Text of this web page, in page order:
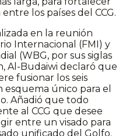
los países del CCG.
en la reunión
Internacional (FMI) y
(WBG, por sus siglas
Al-Budaiwi declaró que
fusionar los seis
esquema único para el
Añadió que todo
al CCG que desee
entre un visado para
unificado del Golfo.